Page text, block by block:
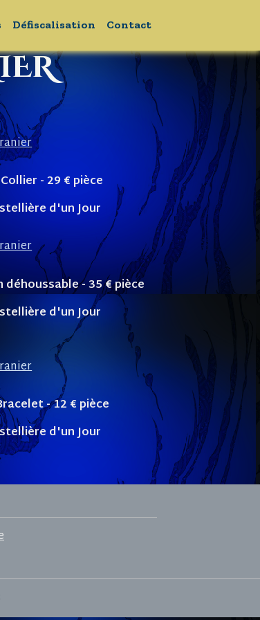
Défiscalisation Contact
- 29€ pièce
d'un Jour
déhoussable - 35€ pièce
d'un Jour
- 12 € pièce
d'un Jour